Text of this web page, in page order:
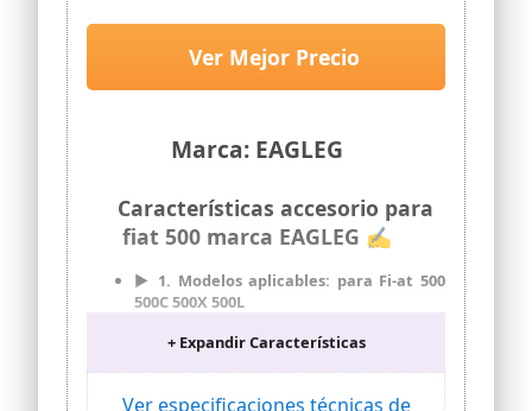
500C 500X 500L, Cómodas
Hombreras de Fibra de Carbono -
Accesorios de Interior,Black
Marca: EAGLEG
Ver Mejor Precio
Características accesorio para
fiat 500 marca EAGLEG ✍
▶ 1. Modelos aplicables: para Fi-at 500
500C 500X 500L
▶ 2. MATERIAL: Hecho de fibra de
carbono de alta calidad, impermeable,
con aislamiento térmico, acolchado
suave y cómodo, absorbente del sudor y
+ Expandir Características
Ver especificaciones técnicas de